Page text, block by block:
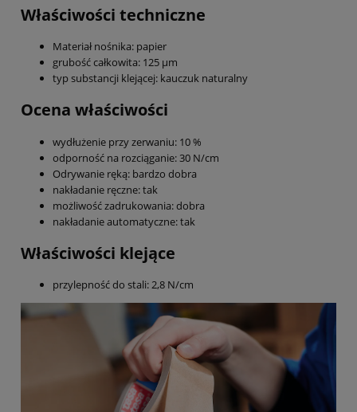
Właściwości techniczne
Materiał nośnika: papier
grubość całkowita: 125 µm
typ substancji klejącej: kauczuk naturalny
Ocena właściwości
wydłużenie przy zerwaniu: 10 %
odporność na rozciąganie: 30 N/cm
Odrywanie ręką: bardzo dobra
nakładanie ręczne: tak
możliwość zadrukowania: dobra
nakładanie automatyczne: tak
Właściwości klejące
przylepność do stali: 2,8 N/cm